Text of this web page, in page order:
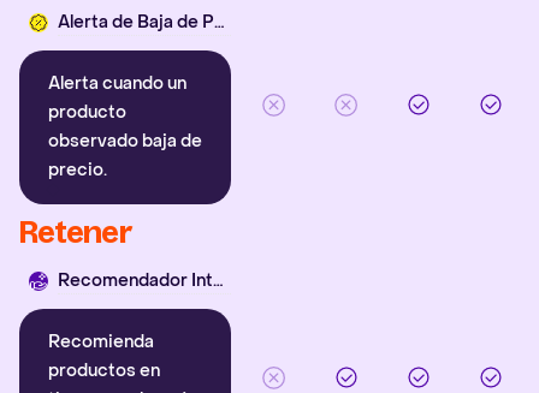
Alerta de Baja de Precio
Alerta cuando un
producto
observado baja de
precio.
Retener
Recomendador Inteligente
Recomienda
productos en